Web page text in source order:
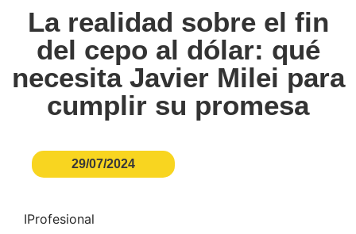
La realidad sobre el fin
del cepo al dólar: qué
necesita Javier Milei para
cumplir su promesa
29/07/2024
IProfesional